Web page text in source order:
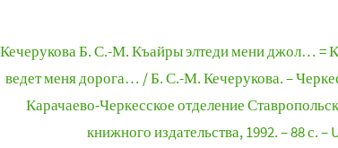
Кечерукова Б. С.-М. Къайры элтеди мени джол… =
ведет меня дорога… / Б. С.-М. Кечерукова. –
Карачаево-Черкесское отделение
книжного издательства, 1992. – 88 с. –